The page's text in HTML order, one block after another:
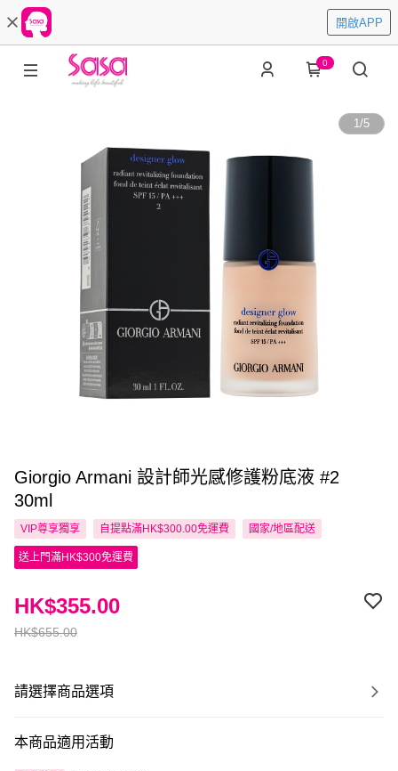
開啟APP
0
1/5
Giorgio Armani 設計師光感修護粉底液 #2
30ml
VIP尊享獨享 自提點滿HK$300.00免運費 國家/地區配送
送上門滿HK$300免運費
HK$655.00
HK$355.00
請選擇商品選項
本商品適用活動